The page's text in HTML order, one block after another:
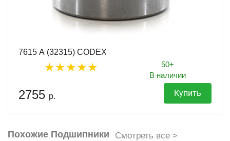
7615 А (32315) CODEX
50+
В наличии
2755 р. Купить
Похожие Подшипники Смотреть все >